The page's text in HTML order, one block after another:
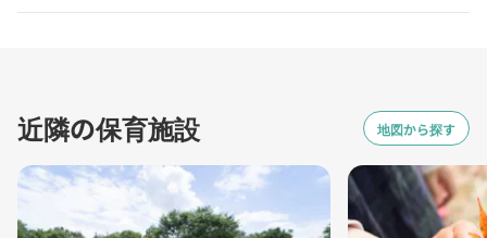
近隣の保育施設 地図から探す